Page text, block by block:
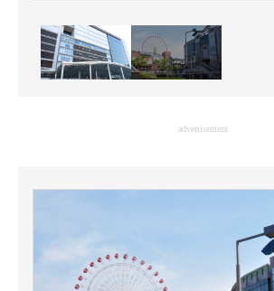
マーケ×ITの今がよく分かる
ITエンジニア向け専門サイト
エレクトロニクス専門サイト
advertisement